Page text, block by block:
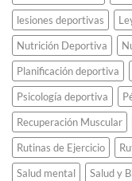
lesiones deportivas
Nutrición Deportiva
Planificación deportiva
Psicología deportiva
Recuperación Muscular
Rutinas de Ejercicio
Salud mental
Salud y